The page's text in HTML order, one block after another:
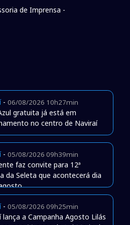
de Imprensa -
- 06/08/2026 10h27min
gratuita já está em
no centro de Naviraí
- 05/08/2026 09h39min
faz convite para 12ª
da Seleta que acontecerá dia
- 05/08/2026 09h25min
lança a Campanha Agosto Lilás